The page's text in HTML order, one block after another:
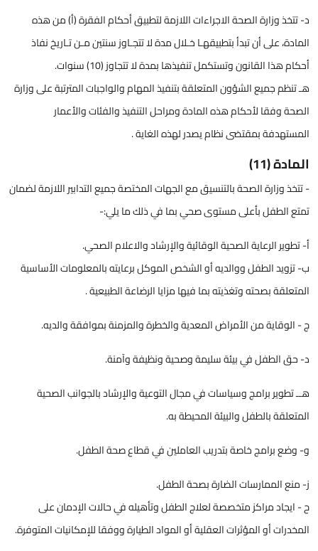
د- تتخذ وزارة الصحة الاجراءات اللازمة لتطبيق أحكام الفقرة (أ) من هذه
المادة، على أن تبدأ بتطبيقهـا خـلال مدة لا تتجـاوز سنتين مـن تـاريخ نفاذ
أحكام هذا القانون وتستكمل تنفيذها بمدة لا تتجاوز (10) سنوات.
هـ تنظم جميع الشؤون المتعلقة بتنفيذ المهام والواجبات المترتبة على وزارة
الصحة وفقا لأحكام هذه المادة ومراحل التنفيذ والفئات والأعمار
المستهدفة بمقتضى نظام يصدر لهذه الغاية .
المادة (11)
- تتخذ وزارة الصحة بالتنسيق مع الجهات المختصة جميع التدابير اللازمة لضمان
تمتع الطفل بأعلى مستوى صحي بما في ذلك ما يلي:-
أ- تطوير الرعاية الصحية الوقائية والإرشاد والاعلام الصحي.
ب- تزويد الطفل ووالديه أو الشخص الموكل برعايته بالمعلومات الأساسية
المتعلقة بصحته وتغذيته بما فيها مزايا الرضاعة الطبيعية .
ج - الوقاية من الأمراض المعدية والخطرة والمزمنة بموافقة والديه.
د- حق الطفل في بيئة سليمة وصحية ونظيفة وآمنة.
هــ تطوير برامج وسياسات في مجال التوعية والإرشاد بالجوانب الصحية
المتعلقة بالطفل والبيئة المحيطة به.
و- وضع برامج خاصة بتدريب العاملين في قطاع صحة الطفل.
ز- منع الممارسات الضارة بصحة الطفل.
ح - ايجاد مراكز متخصصة لعلاج الطفل وتأهيله في حالات الإدمان على
المخدرات أو المؤثرات العقلية أو المواد الطيارة ووفقا للإمكانيات المتوفرة.